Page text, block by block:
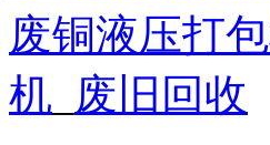
废铜液压打
机 废旧回收